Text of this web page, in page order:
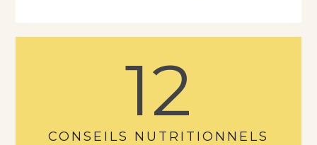
12
CONSEILS NUTRITIONNELS